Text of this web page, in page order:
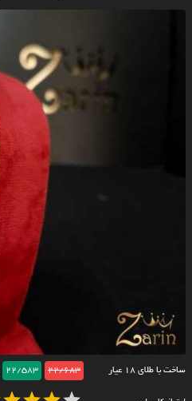
ساخت با طلای ۱۸ عیار 22/683
22/583